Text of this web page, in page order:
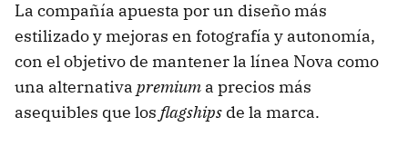
La compañía apuesta por un diseño más
estilizado y mejoras en fotografía y autonomía,
con el objetivo de mantener la línea Nova como
una alternativa premium a precios más
asequibles que los flagships de la marca.